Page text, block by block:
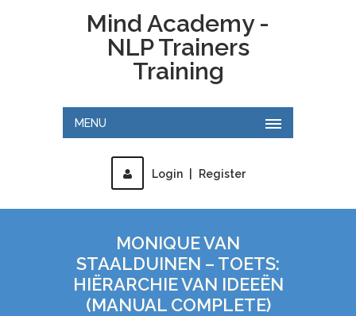
Mind Academy -
NLP Trainers
Training
MENU
Login Register
MONIQUE VAN
STAALDUINEN – TOETS:
HIËRARCHIE VAN IDEEËN
(MANUAL COMPLETE)